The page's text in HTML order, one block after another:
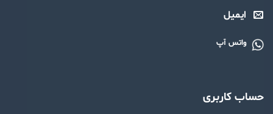
ایمیل
واتس آپ
حساب کاربری